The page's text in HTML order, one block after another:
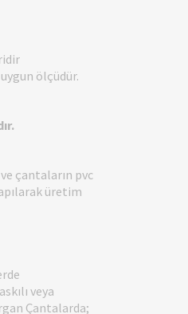
ölçüdür.
çantaların pvc
üretim
veya
Çantalarda;